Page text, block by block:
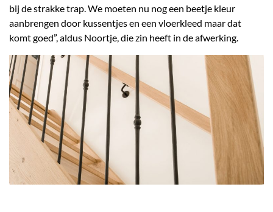
bij de strakke trap. We moeten nu nog een beetje kleur
aanbrengen door kussentjes en een vloerkleed maar dat
komt goed”, aldus Noortje, die zin heeft in de afwerking.